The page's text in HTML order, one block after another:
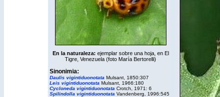
En la naturaleza: ejemplar sobre una hoja, en El
Tigre, Venezuela (foto María Bertorelli)
Sinonimia:
Daulis vigintiduonotata Mulsant, 1850:307
Leis vigintiduonotata Mulsant, 1966:180
Cycloneda vigintiduonotata Crotch, 1971: 6
Spilindolla vigintiduonotata Vandenberg, 1996:545